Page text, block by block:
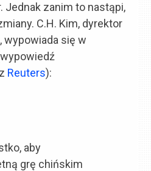
Jednak zanim to nastąpi,
C.H. Kim, dyrektor
wypowiada się w
Reuters):
aby
grę chińskim